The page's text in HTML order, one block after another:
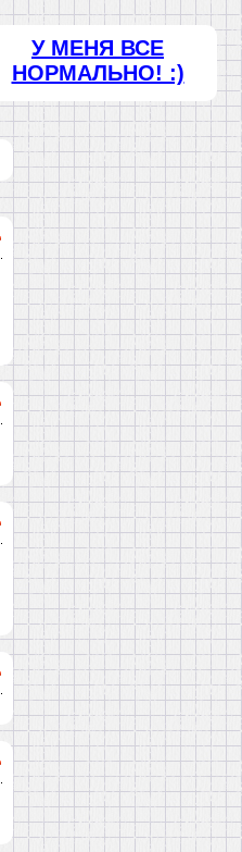
У МЕНЯ ВСЕ
НОРМАЛЬНО! :)